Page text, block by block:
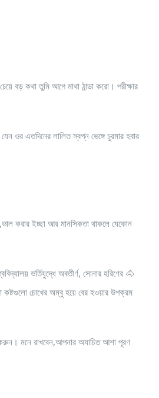
কথা তুমি আগে মাথা ঠান্ডা করো। পরীক্ষার
ওর এতদিনের লালিত স্বপ্ন ভেঙ্গে চুরমার হবার
করার ইচ্ছা আর মানসিকতা থাকলে যেকোন
ভর্তিযুদ্ধে অবতীর্ণ, সোনার হরিণের 🐴
চোখের অম্বু হয়ে বের হওয়ার উপক্রম
করুন। মনে রাখবেন,আপনার অযাচিত আশা পূরণ